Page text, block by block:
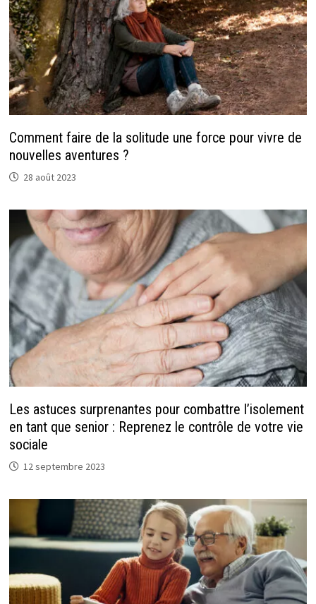
Comment faire de la solitude une force pour vivre de
nouvelles aventures ?
28 août 2023
Les astuces surprenantes pour combattre l’isolement
en tant que senior : Reprenez le contrôle de votre vie
sociale
12 septembre 2023